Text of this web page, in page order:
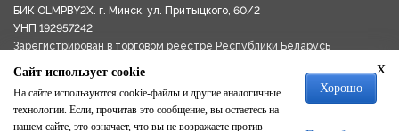
БИК OLMPBY2X. г. Минск, ул. Притыцкого, 60/2
УНП 192957242
Зарегистрирован в торговом реестре Республики Беларусь
Свидетельство о регистрации № 192957242выдано 18.08.2017
Мингориспоплком
Политика обработки персональных данных
Положение о системе видеонаблюдения
x
Сайт использует cookie
На сайте используются cookie-файлы и другие аналогичные
технологии. Если, прочитав это сообщение, вы остаетесь на
нашем сайте, это означает, что вы не возражаете против
Хорошо